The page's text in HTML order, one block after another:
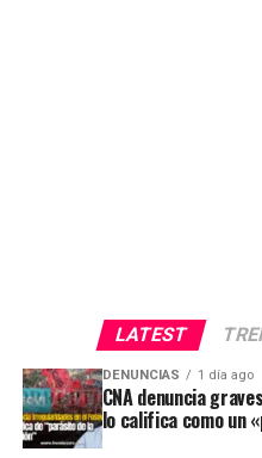
LATEST
DENUNCIAS 1 día ago
CNA denuncia
lo califica como un